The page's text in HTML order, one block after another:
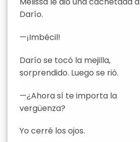
Darío.
—¡Imbécil!
Darío se tocó la mejilla,
sorprendido. Luego se rió.
—¿Ahora sí te importa la
vergüenza?
Yo cerré los ojos.